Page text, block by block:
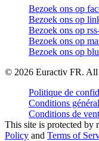
Bezoek ons op
Bezoek ons op
Bezoek ons op
Bezoek ons op
Bezoek ons op
© 2026 Euractiv FR. All
Politique de
Conditions
Conditions de
This site is protected
Policy and Terms of